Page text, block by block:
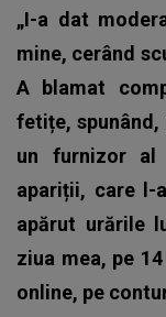
„I-a dat
mine, cerând
A blamat
fetițe,
un furnizor al
apariții, care l-
apărut urările
ziua mea, pe
online, pe